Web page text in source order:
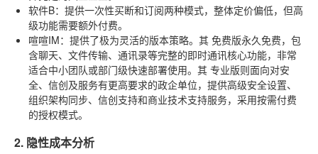
软件B：提供一次性买断和订阅两种模式，整体定价偏低，但高
级功能需要额外付费。
喧喧IM：提供了极为灵活的版本策略。其 免费版永久免费，包
含聊天、文件传输、通讯录等完整的即时通讯核心功能，非常
适合中小团队或部门级快速部署使用。其 专业版则面向对安
全、信创及服务有更高要求的政企单位，提供高级安全设置、
组织架构同步、信创支持和商业技术支持服务，采用按需付费
的授权模式。
2. 隐性成本分析